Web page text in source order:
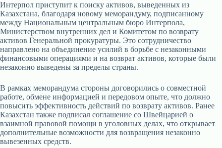
Интерпол приступит к поиску активов, выведенных из
Казахстана, благодаря новому меморандуму, подписанному
между Национальным центральным бюро Интерпола,
Министерством внутренних дел и Комитетом по возврату
активов Генеральной прокуратуры. Это сотрудничество
направлено на объединение усилий в борьбе с незаконными
финансовыми операциями и на возврат активов, которые были
незаконно выведены за пределы страны.
В рамках меморандума стороны договорились о совместной
работе, обмене информацией и передовом опыте, что должно
повысить эффективность действий по возврату активов. Ранее
Казахстан также подписал соглашение со Швейцарией о
взаимной правовой помощи в уголовных делах, что открывает
дополнительные возможности для возвращения незаконно
вывезенных средств.